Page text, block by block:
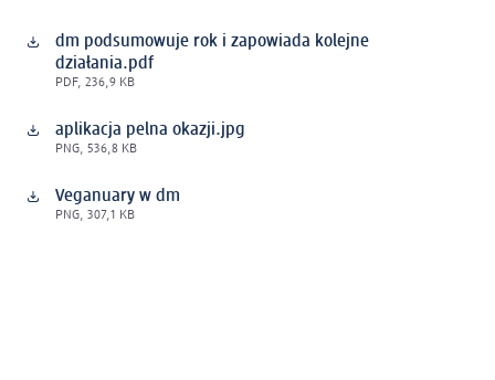
dm podsumowuje rok i zapowiada kolejne
działania.pdf
PDF, 236,9 KB
aplikacja pelna okazji.jpg
PNG, 536,8 KB
Veganuary w dm
PNG, 307,1 KB